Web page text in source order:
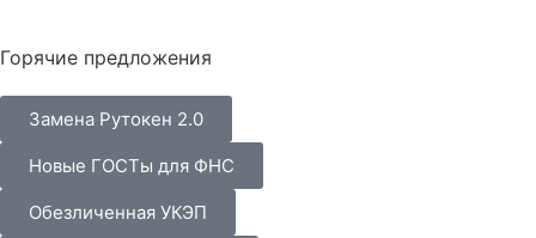
Горячие предложения
Замена Рутокен 2.0
Новые ГОСТы для ФНС
Обезличенная УКЭП